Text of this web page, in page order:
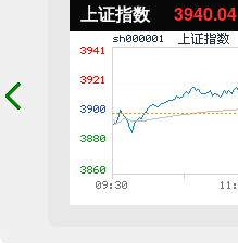
上证指数 3940.04